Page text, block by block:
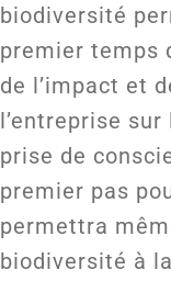
biodiversité
premier temps
de l’impact et
l’entreprise
prise de
premier pas
permettra
biodiversité à